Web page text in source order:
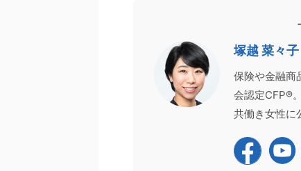
塚越 菜々子
保険や金融商
会認定CFP®
共働き女性に
【登壇報告】CFPは
1,700名超がお申し込